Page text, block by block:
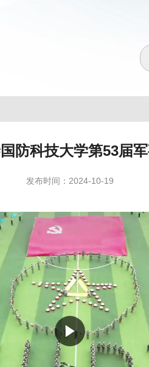
防科技大学第53届
发布时间：2024-10-19